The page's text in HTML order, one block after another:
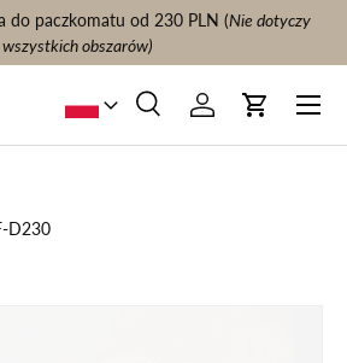
do paczkomatu od 230 PLN (Nie dotyczy
wszystkich obszarów)
SzukajZaloguj sie
Wóz
Menu
D230